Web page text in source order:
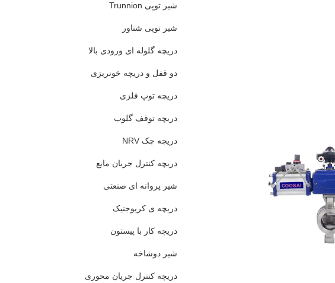
شیر توپی Trunnion
شیر توپی شناور
دریچه گلوله ای ورودی بالا
دو قفل و دریچه خونریزی
دریچه توپ فلزی
دریچه توقف گلوب
دریچه چک NRV
دریچه کنترل جریان مایع
شیر پروانه ای صنعتی
دریچه ی کریوجنیک
دریچه کار با پیستون
شیر دوشاخه
دریچه کنترل جریان محوری